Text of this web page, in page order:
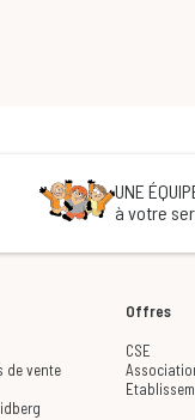
UNE
à votre
de vente
Offres
CSE